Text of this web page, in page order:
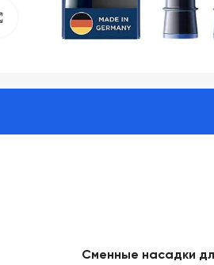
Click to enlarge
Сменные насадки